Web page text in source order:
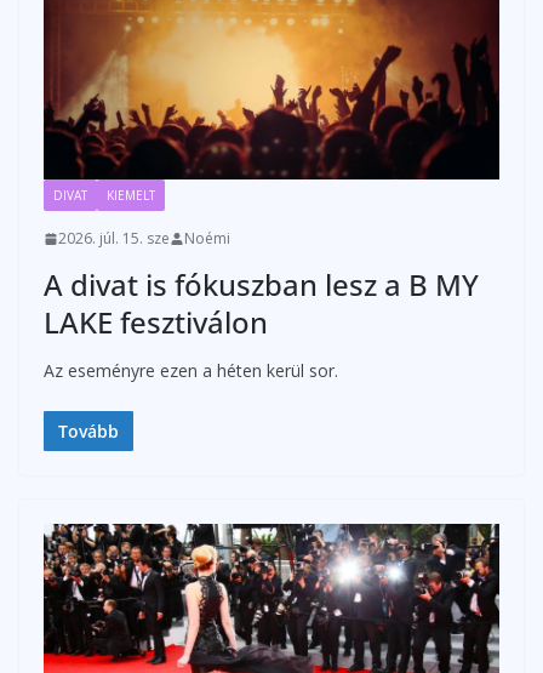
DIVAT KIEMELT
2026. júl. 15. sze Noémi
A divat is fókuszban lesz a B MY
LAKE fesztiválon
Az eseményre ezen a héten kerül sor.
Tovább